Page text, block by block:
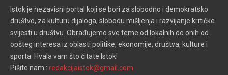
Istok je nezavisni portal koji se bori za slobodno i demokratsko
društvo, za kulturu dijaloga, slobodu mišljenja i razvijanje kritičke
svijesti u društvu. Obrađujemo sve teme od lokalnih do onih od
opšteg interesa iz oblasti politike, ekonomije, društva, kulture i
sporta. Hvala vam što čitate Istok!
Pišite nam : redakcijaistok@gmail.com